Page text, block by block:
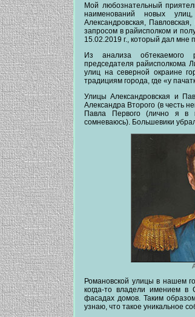
Мой любознательный
наименований новых
Александровская,
запросом в райисполком и
15.02.2019 г., который дал мне
Из анализа обтекаемого
председателя райисполкома
улиц на северной окраине
традициям города, где «у
Улицы Александровская и
Александра Второго (в честь
Павла Первого (лично я в
сомневаюсь). Большевики
Романовской улицы в нашем
когда-то владели имением в
фасадах домов. Таким
узнаю, что такое уникальное